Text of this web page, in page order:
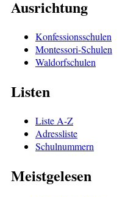
Ausrichtung
Konfessionsschulen
Montessori-Schulen
Waldorfschulen
Listen
Liste A-Z
Adressliste
Schulnummern
Meistgelesen